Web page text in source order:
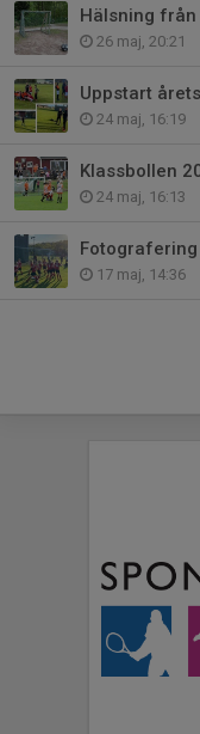
Hälsning
26 maj, 20:21
Uppstart
24 maj, 16:19
Klassbollen
24 maj, 16:13
17 maj, 14:36